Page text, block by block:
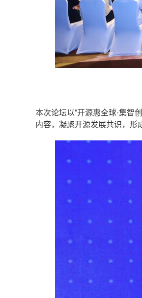
本次论坛以“开源惠全球·集智
内容，凝聚开源发展共识，形